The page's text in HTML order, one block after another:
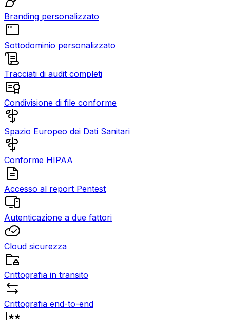
Branding personalizzato
Sottodominio personalizzato
Tracciati di audit completi
Condivisione di file conforme
Spazio Europeo dei Dati Sanitari
Conforme HIPAA
Accesso al report Pentest
Autenticazione a due fattori
Cloud sicurezza
Crittografia in transito
Crittografia end-to-end